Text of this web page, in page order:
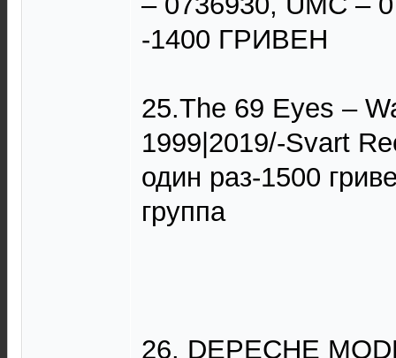
-1400 ГРИВЕН
25.The 69 Eyes ‎–
1999|2019/-Svart
один раз-1500
группа
26. DEPECHE